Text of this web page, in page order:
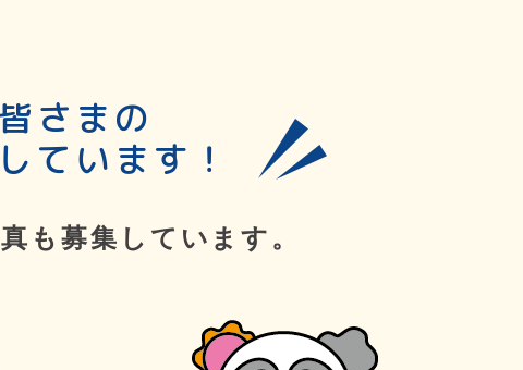
さまの
ています！
も募集しています。